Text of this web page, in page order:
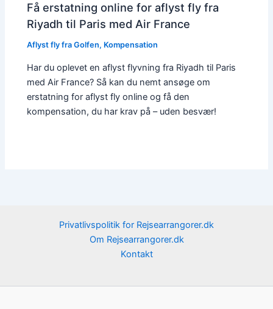
Få erstatning online for aflyst fly fra
Riyadh til Paris med Air France
Aflyst fly fra Golfen, Kompensation
Har du oplevet en aflyst flyvning fra Riyadh til Paris
med Air France? Så kan du nemt ansøge om
erstatning for aflyst fly online og få den
kompensation, du har krav på – uden besvær!
Privatlivspolitik for Rejsearrangorer.dk
Om Rejsearrangorer.dk
Kontakt